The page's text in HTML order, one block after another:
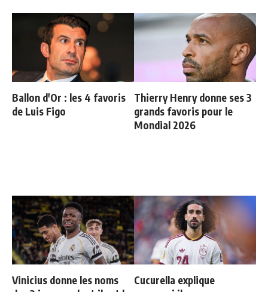
Ballon d'Or : les 4 favoris
de Luis Figo
Thierry Henry donne ses 3
grands favoris pour le
Mondial 2026
Vinicius donne les noms
Cucurella explique